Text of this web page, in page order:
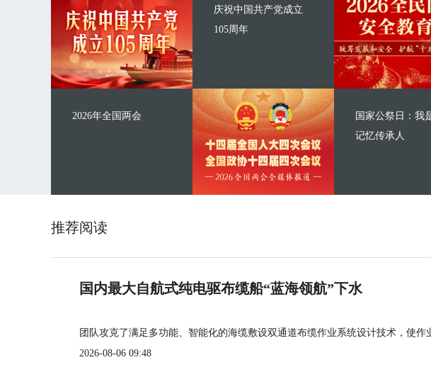
庆祝中国共产党成立
105周年
2026年全国两会
国家公祭日：我
记忆传承人
推荐阅读
国内最大自航式纯电驱布缆船“蓝海领航”下水
团队攻克了满足多功能、智能化的海缆敷设双通道布缆作业系统设计技术，使作
2026-08-06 09:48